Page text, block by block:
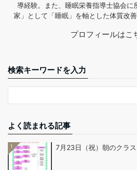
導経験。また、睡眠栄養指導士協会に
家」として「睡眠」を軸とした体質改
プロフィールはこ
検索キーワードを入力
よく読まれる記事
1 7月23日（祝）朝のクラス